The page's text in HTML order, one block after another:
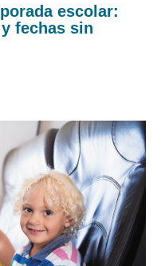
escolar:
fechas sin